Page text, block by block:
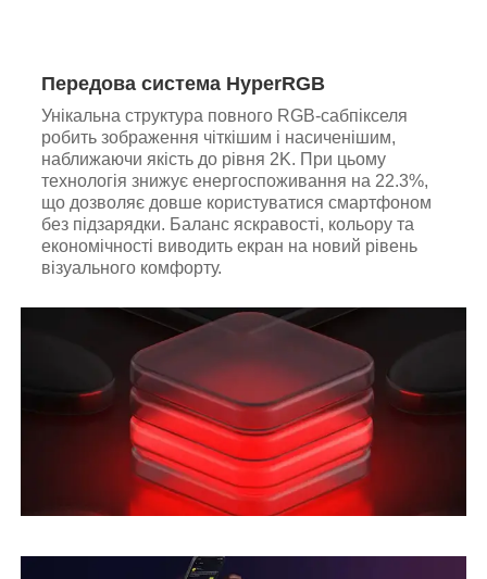
Передова система HyperRGB
Унікальна структура повного RGB-сабпікселя
робить зображення чіткішим і насиченішим,
наближаючи якість до рівня 2K. При цьому
технологія знижує енергоспоживання на 22.3%,
що дозволяє довше користуватися смартфоном
без підзарядки. Баланс яскравості, кольору та
економічності виводить екран на новий рівень
візуального комфорту.